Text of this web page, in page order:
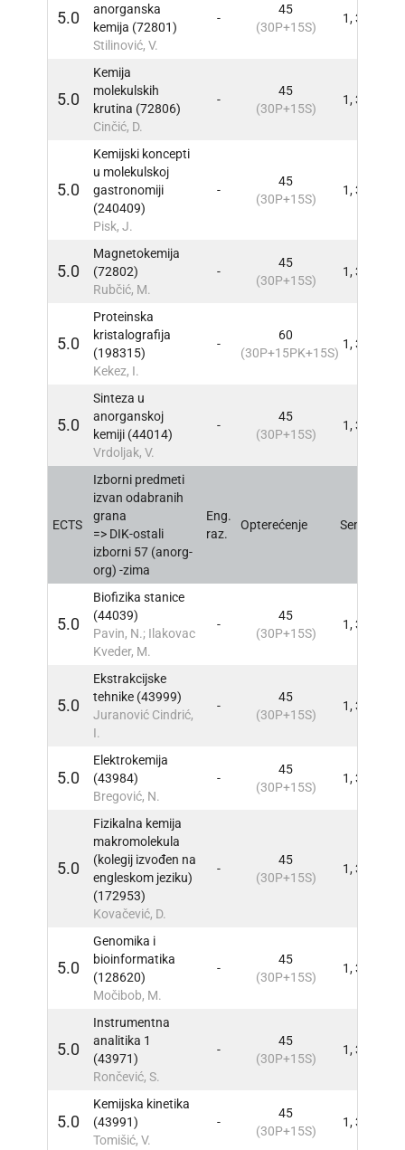
5.0
anorganska
kemija (72801)
Stilinović, V.
-
45
(30P+15S)
1, 3
5.0
Kemija
molekulskih
krutina (72806)
Cinčić, D.
-
45
(30P+15S)
1, 3
5.0
Kemijski koncepti
u molekulskoj
gastronomiji
(240409)
Pisk, J.
-
45
(30P+15S)
1, 3
5.0
Magnetokemija
(72802)
Rubčić, M.
-
45
(30P+15S)
1, 3
5.0
Proteinska
kristalografija
(198315)
Kekez, I.
-
60
(30P+15PK+15S)
1, 3
5.0
Sinteza u
anorganskoj
kemiji (44014)
Vrdoljak, V.
-
45
(30P+15S)
1, 3
ECTS
Izborni predmeti
izvan odabranih
grana
=> DIK-ostali
izborni 57 (anorg-
org) -zima
Eng.
raz.
Opterećenje Sem
5.0
Biofizika stanice
(44039)
Pavin, N.; Ilakovac
Kveder, M.
-
45
(30P+15S)
1, 3
5.0
Ekstrakcijske
tehnike (43999)
Juranović Cindrić,
I.
-
45
(30P+15S)
1, 3
5.0
Elektrokemija
(43984)
Bregović, N.
-
45
(30P+15S)
1, 3
5.0
Fizikalna kemija
makromolekula
(kolegij izvođen na
engleskom jeziku)
(172953)
Kovačević, D.
-
45
(30P+15S)
1, 3
5.0
Genomika i
bioinformatika
(128620)
Močibob, M.
-
45
(30P+15S)
1, 3
5.0
Instrumentna
analitika 1
(43971)
Rončević, S.
-
45
(30P+15S)
1, 3
5.0
Kemijska kinetika
(43991)
Tomišić, V.
-
45
(30P+15S)
1, 3